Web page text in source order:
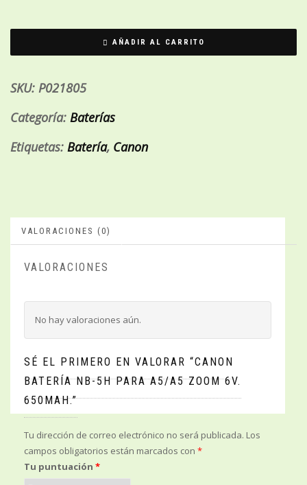
AÑADIR AL CARRITO
SKU: P021805
Categoría: Baterías
Etiquetas: Batería, Canon
VALORACIONES (0)
VALORACIONES
No hay valoraciones aún.
SÉ EL PRIMERO EN VALORAR “CANON
BATERÍA NB-5H PARA A5/A5 ZOOM 6V.
650MAH.”
Tu dirección de correo electrónico no será publicada. Los
campos obligatorios están marcados con *
Tu puntuación *